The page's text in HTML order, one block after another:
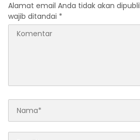
Alamat email Anda tidak akan
wajib ditandai *